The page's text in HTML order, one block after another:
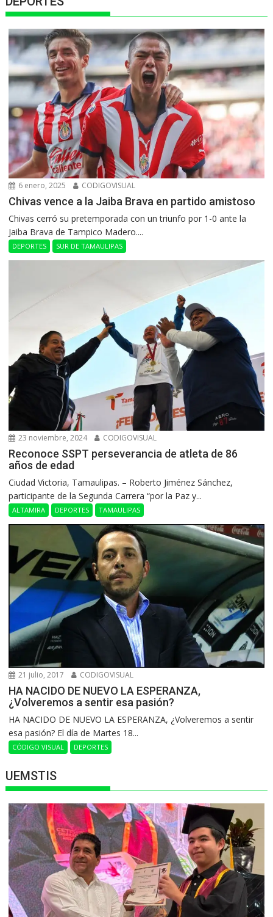
6 enero, 2025 CODIGOVISUAL
Chivas vence a la Jaiba Brava en partido amistoso
Chivas cerró su pretemporada con un triunfo por 1-0 ante la
Jaiba Brava de Tampico Madero....
DEPORTES SUR DE TAMAULIPAS
23 noviembre, 2024 CODIGOVISUAL
Reconoce SSPT perseverancia de atleta de 86
años de edad
Ciudad Victoria, Tamaulipas. – Roberto Jiménez Sánchez,
participante de la Segunda Carrera “por la Paz y...
ALTAMIRA DEPORTES TAMAULIPAS
21 julio, 2017 CODIGOVISUAL
HA NACIDO DE NUEVO LA ESPERANZA,
¿Volveremos a sentir esa pasión?
HA NACIDO DE NUEVO LA ESPERANZA, ¿Volveremos a sentir
esa pasión? El día de Martes 18...
CÓDIGO VISUAL DEPORTES
UEMSTIS